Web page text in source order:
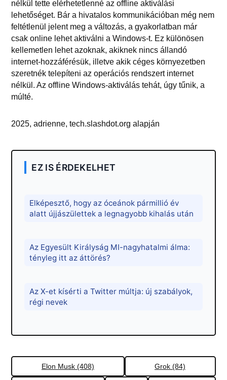
nélkül tette elérhetetlenné az offline aktiválási
lehetőséget. Bár a hivatalos kommunikációban még nem
feltétlenül jelent meg a változás, a gyakorlatban már
csak online lehet aktiválni a Windows-t. Ez különösen
kellemetlen lehet azoknak, akiknek nincs állandó
internet-hozzáférésük, illetve akik céges környezetben
szeretnék telepíteni az operációs rendszert internet
nélkül. Az offline Windows-aktiválás tehát, úgy tűnik, a
múlté.
2025, adrienne, tech.slashdot.org alapján
EZ IS ÉRDEKELHET
Elképesztő, hogy az óceánok pármillió év
alatt újjászülettek a legnagyobb kihalás után
Az Egyesült Királyság MI-nagyhatalmi álma:
tényleg itt az áttörés?
Az X-et kísérti a Twitter múltja: új szabályok,
régi nevek
Elon Musk (408) Grok (84)